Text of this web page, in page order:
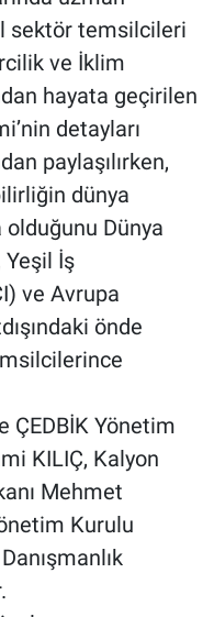
sektör temsilcileri
ve İklim
hayata geçirilen
detayları
paylaşılırken,
dünya
Dünya
Yeşil İş
ve Avrupa
önde
ÇEDBİK Yönetim
KILIÇ, Kalyon
Mehmet
Kurulu